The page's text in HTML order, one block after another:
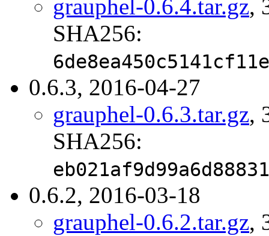
grauphel-0.6.4.tar.gz,
SHA256:
0.6.3, 2016-04-27
grauphel-0.6.3.tar.gz,
SHA256:
0.6.2, 2016-03-18
grauphel-0.6.2.tar.gz,